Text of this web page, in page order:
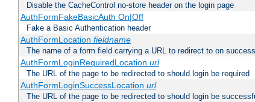
Disable the CacheControl no-store header on the login page
AuthFormFakeBasicAuth On|Off
Fake a Basic Authentication header
AuthFormLocation fieldname
The name of a form field carrying a URL to redirect to on
AuthFormLoginRequiredLocation url
The URL of the page to be redirected to should login be required
AuthFormLoginSuccessLocation url
The URL of the page to be redirected to should login be